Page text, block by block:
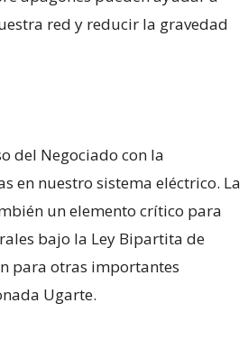
red y reducir la gravedad
del Negociado con la
en nuestro sistema eléctrico. La
un elemento crítico para
bajo la Ley Bipartita de
para otras importantes
Ugarte.